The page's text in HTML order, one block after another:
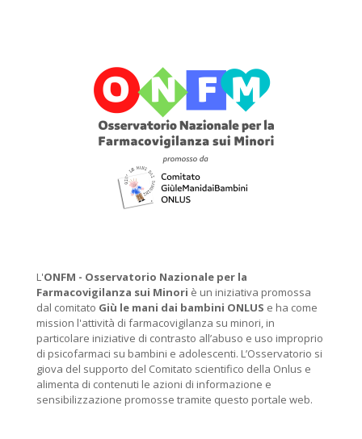
L'ONFM - Osservatorio Nazionale per la
Farmacovigilanza sui Minori è un iniziativa promossa
dal comitato Giù le mani dai bambini ONLUS e ha come
mission l'attività di farmacovigilanza su minori, in
particolare iniziative di contrasto all’abuso e uso improprio
di psicofarmaci su bambini e adolescenti. L’Osservatorio si
giova del supporto del Comitato scientifico della Onlus e
alimenta di contenuti le azioni di informazione e
sensibilizzazione promosse tramite questo portale web.